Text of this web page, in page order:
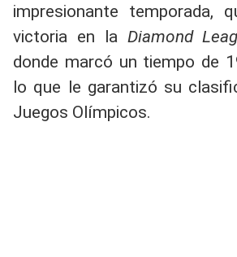
impresionante temporada,
victoria en la Diamond
donde marcó un tiempo de
lo que le garantizó su
Juegos Olímpicos.